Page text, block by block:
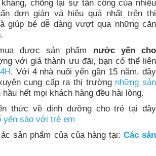
chống lại sự tấn công của nhiều
đơn giản và hiệu quả nhất trên thị
giúp bé dễ dàng vượt qua những căn
được sản phẩm nước yến cho
với giá thành ưu đãi, bạn có thể liên
. Với 4 nhà nuôi yến gần 15 năm, đây
cung cấp ra thị trường những sản
hầu hết mọi khách hàng đều hài lòng.
thức về dinh dưỡng cho trẻ tại đây
yến sào với trẻ em
sản phẩm của của hàng tại: Các sản